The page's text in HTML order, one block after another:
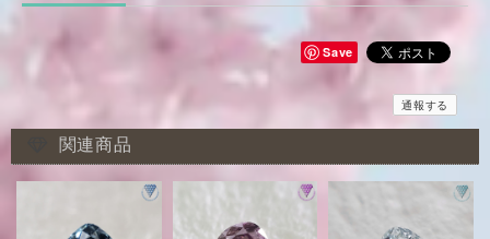
Save
通報する
関連商品